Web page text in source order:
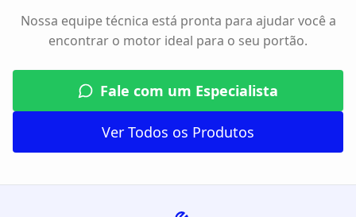
Nossa equipe técnica está pronta para ajudar você a
encontrar o motor ideal para o seu portão.
Fale com um Especialista
Ver Todos os Produtos